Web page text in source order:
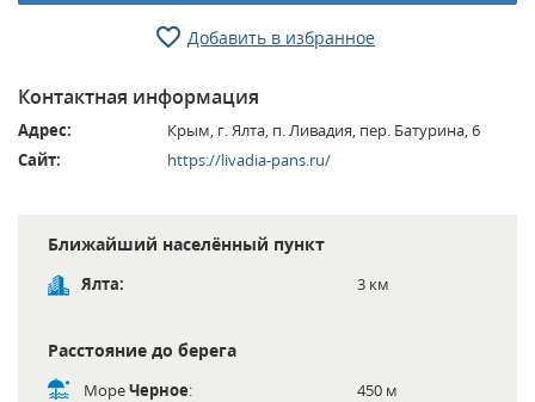
Добавить в избранное
Контактная информация
Адрес:
Крым, г. Ялта, п. Ливадия, пер. Батурина, 6
Сайт:
https://livadia-pans.ru/
Ближайший населённый пункт
Ялта: 3 км
Расстояние до берега
МореЧерное: 450 м